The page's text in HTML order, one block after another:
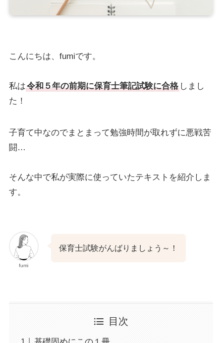
こんにちは、fumiです。
私は令和５年の前期に保育士筆記試験に合格しまし
た！
子育て中なのでまとまって勉強時間が取れずに悪戦苦
闘…
そんな中で私が実際に使っていたテキストを紹介しま
す。
fumi
保育士試験がんばりましょう～！
目次